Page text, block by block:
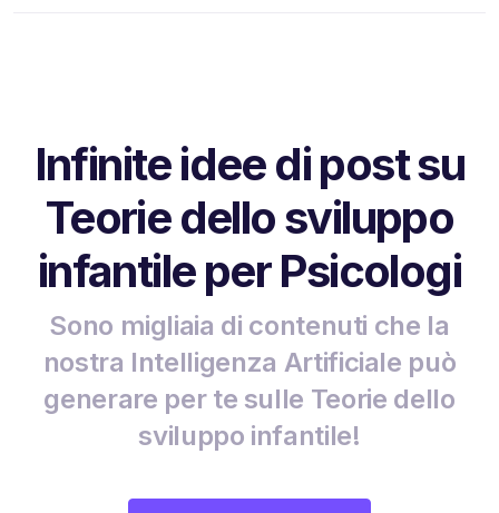
Infinite idee di post su
Teorie dello sviluppo
infantile per Psicologi
Sono migliaia di contenuti che la
nostra Intelligenza Artificiale può
generare per te sulle Teorie dello
sviluppo infantile!